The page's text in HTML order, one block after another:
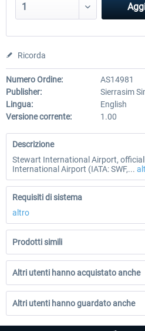
Ricorda
Numero Ordine:
AS14981
Publisher:
Sierrasim
Lingua:
English
Versione corrente:
1.00
Descrizione
Stewart International Airport,
International Airport (IATA: SWF,...
Requisiti di sistema
altro
Prodotti simili
Altri utenti hanno acquistato anche
Altri utenti hanno guardato anche